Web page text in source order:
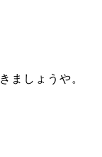
ましょうや。